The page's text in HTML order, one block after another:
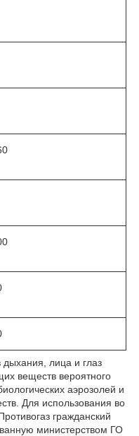
лица и глаз
веществ вероятного
аэрозолей и
Для использования во
гражданский
министерством ГО